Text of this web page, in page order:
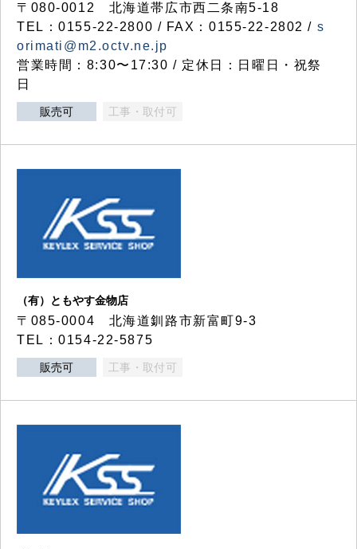
〒080-0012 北海道帯広市西二条南5-18
TEL：0155-22-2800 / FAX：0155-22-2802 / s
orimati@m2.octv.ne.jp
営業時間：8:30〜17:30 / 定休日：日曜日・祝祭
日
販売可 工事・取付可
（有）ともやす金物店
〒085-0004 北海道釧路市新富町9-3
TEL：0154-22-5875
販売可 工事・取付可